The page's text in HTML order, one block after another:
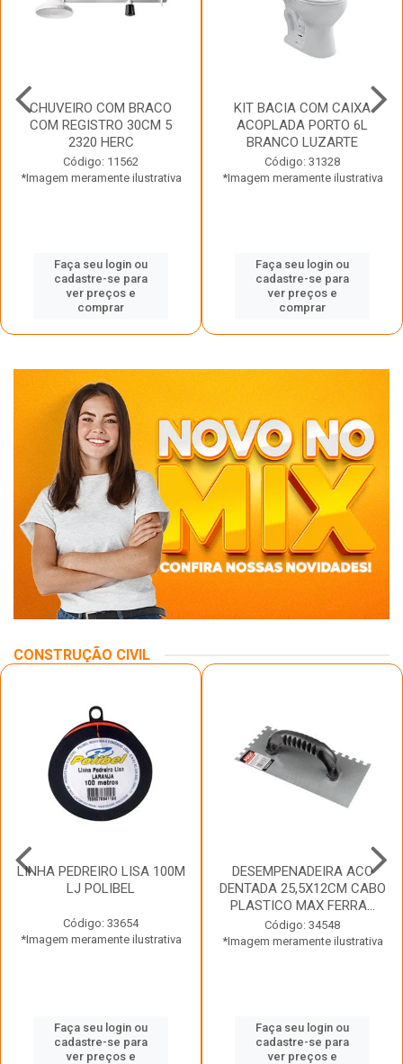
CHUVEIRO COM BRACO
COM REGISTRO 30CM 5
2320 HERC
Código: 11562
*Imagem meramente ilustrativa
Faça seu login ou
cadastre-se para
ver preços e
comprar
KIT BACIA COM CAIXA
ACOPLADA PORTO 6L
BRANCO LUZARTE
Código: 31328
*Imagem meramente ilustrativa
Faça seu login ou
cadastre-se para
ver preços e
comprar
CONSTRUÇÃO CIVIL
LINHA PEDREIRO LISA 100M
LJ POLIBEL
Código: 33654
*Imagem meramente ilustrativa
Faça seu login ou
cadastre-se para
ver preços e
DESEMPENADEIRA ACO
DENTADA 25,5X12CM CABO
PLASTICO MAX FERRA...
Código: 34548
*Imagem meramente ilustrativa
Faça seu login ou
cadastre-se para
ver preços e